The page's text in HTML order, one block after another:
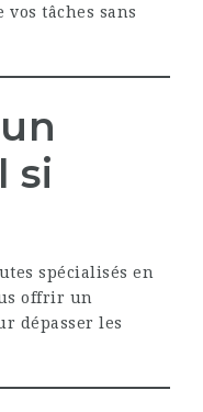
tâches sans
si
spécialisés en
offrir un
dépasser les